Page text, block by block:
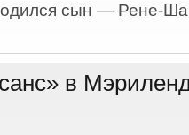
сын — Рене-
в